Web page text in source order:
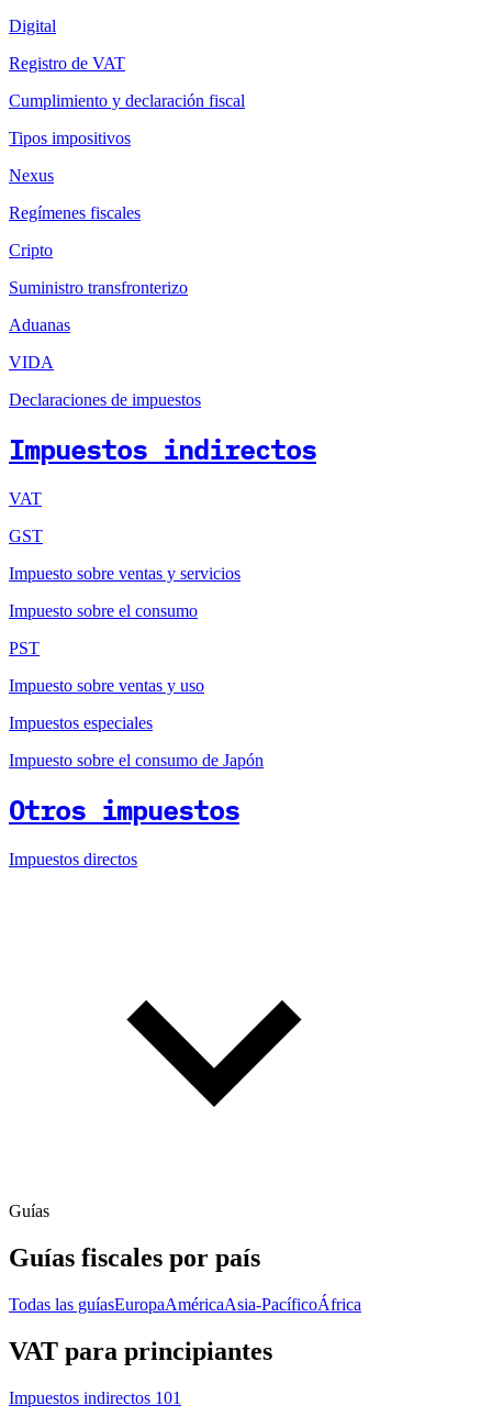
Digital
Registro de VAT
Cumplimiento y declaración fiscal
Tipos impositivos
Nexus
Regímenes fiscales
Cripto
Suministro transfronterizo
Aduanas
VIDA
Declaraciones de impuestos
Impuestos indirectos
VAT
GST
Impuesto sobre ventas y servicios
Impuesto sobre el consumo
PST
Impuesto sobre ventas y uso
Impuestos especiales
Impuesto sobre el consumo de Japón
Otros impuestos
Impuestos directos
Guías
Guías fiscales por país
Todas las guíasEuropaAméricaAsia-PacíficoÁfrica
VAT para principiantes
Impuestos indirectos 101